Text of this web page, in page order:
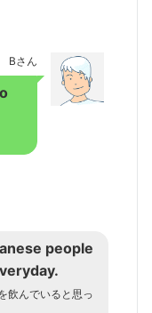
Bさん
people
飲んでいると思っ